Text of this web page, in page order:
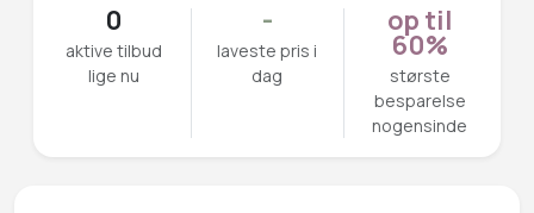
0
aktive tilbud
lige nu
-
laveste pris i
dag
op til
60%
største
besparelse
nogensinde